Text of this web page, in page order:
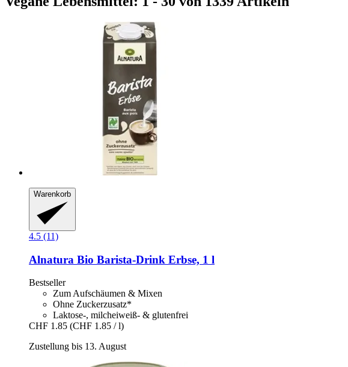
Warenkorb
4.5 (11)
Alnatura Bio Barista-​Drink Erbse, 1 l
Bestseller
Zum Aufschäumen & Mixen
Ohne Zuckerzusatz*
Laktose-, milcheiweiß- & glutenfrei
CHF 1.85 (CHF 1.85 / l)
Zustellung bis 13. August